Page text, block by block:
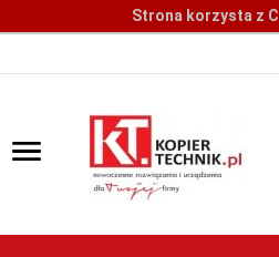
Strona korzysta z